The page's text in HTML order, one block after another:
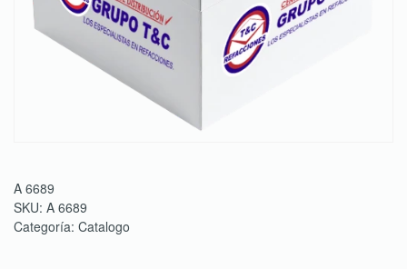
A 6689
SKU: A 6689
Categoría: Catalogo